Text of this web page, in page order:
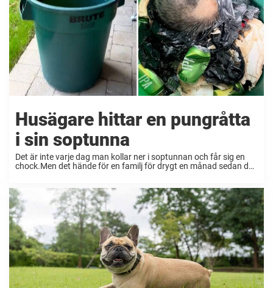
Husägare hittar en pungråtta
i sin soptunna
Det är inte varje dag man kollar ner i soptunnan och får sig en
chock.Men det hände för en familj för drygt en månad sedan då